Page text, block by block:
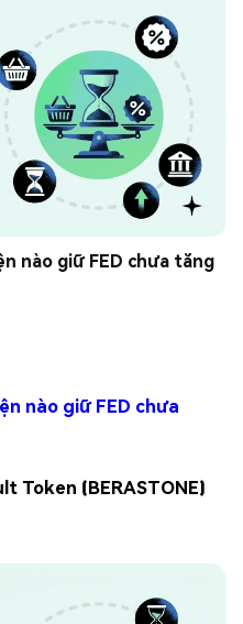
nào giữ FED chưa tăng
nào giữ FED chưa
Token (BERASTONE)